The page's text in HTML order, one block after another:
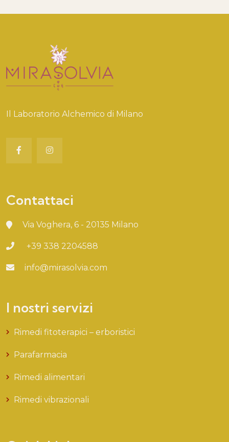
Il Laboratorio Alchemico di Milano
Contattaci
Via Voghera, 6 - 20135 Milano
+39 338 2204588
info@mirasolvia.com
I nostri servizi
Rimedi fitoterapici – erboristici
Parafarmacia
Rimedi alimentari
Rimedi vibrazionali